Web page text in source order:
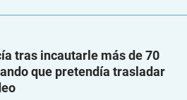
tras incautarle más de 70
que pretendía trasladar